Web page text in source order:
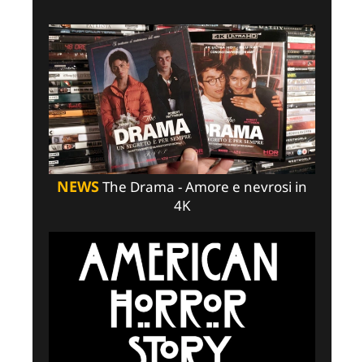
NEWSThe Drama - Amore e nevrosi in
4K